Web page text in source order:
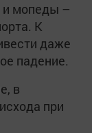
и мопеды –
К
даже
падение.
в
при